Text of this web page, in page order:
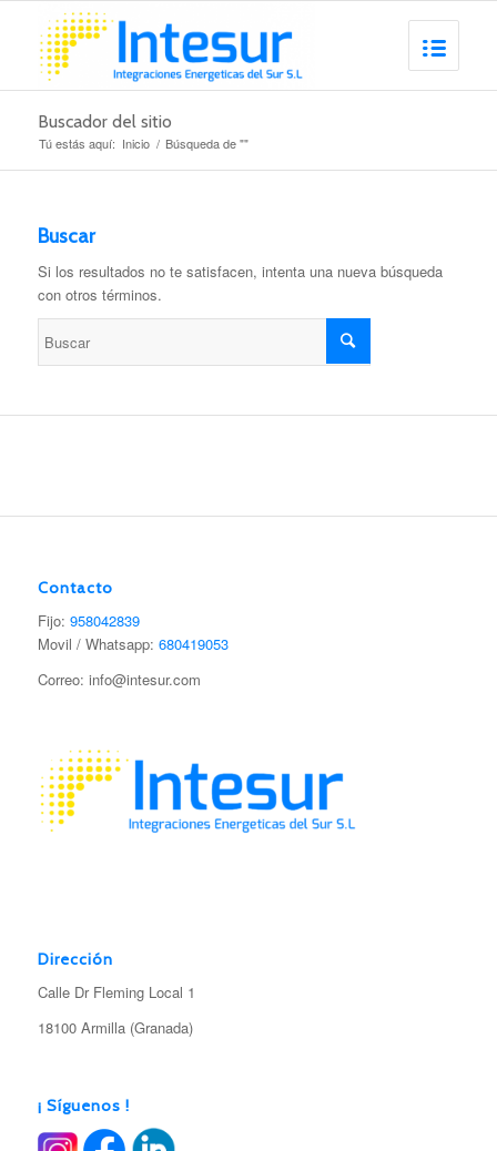
Buscador del sitio
Tú estás aquí: Inicio / Búsqueda de ""
Buscar
Si los resultados no te satisfacen, intenta una nueva búsqueda
con otros términos.
Contacto
Fijo: 958042839
Movil / Whatsapp: 680419053
Correo: info@intesur.com
Dirección
Calle Dr Fleming Local 1
18100 Armilla (Granada)
¡ Síguenos !